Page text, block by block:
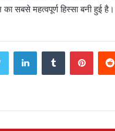
का सबसे महत्वपूर्ण हिस्सा बनी
LinkedInTumblr